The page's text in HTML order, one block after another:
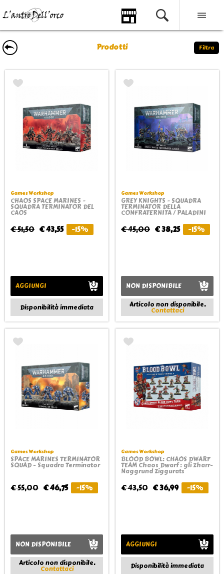
Prodotti Filtra
Games Workshop
CHAOS SPACE MARINES -
SQUADRA TERMINATOR DEL
CAOS
€ 51,50 € 43,55 -15%
AGGIUNGI
Disponibilità immediata
Games Workshop
GREY KNIGHTS - SQUADRA
TERMINATOR DELLA
CONFRATERNITA / PALADINI
€ 45,00 € 38,25 -15%
NON DISPONIBILE
Articolo non disponibile.
Contattaci
Games Workshop
SPACE MARINES TERMINATOR
SQUAD - Squadra Terminator
€ 55,00 € 46,75 -15%
NON DISPONIBILE
Articolo non disponibile.
Contattaci
Games Workshop
BLOOD BOWL: CHAOS DWARF
TEAM Chaos Dwarf : gli Zharr-
Naggrund Ziggurats
€ 43,50 € 36,99 -15%
AGGIUNGI
Disponibilità immediata